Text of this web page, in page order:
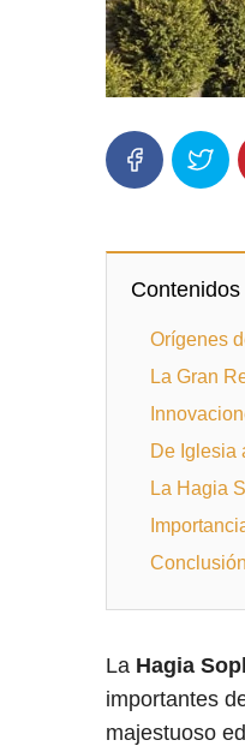
Contenidos
Orígenes
La Gran
De Iglesia
La Hagia
La Hagia
importantes
majestuoso